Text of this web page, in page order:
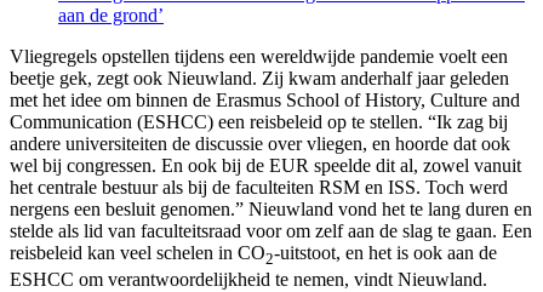
aan de grond’
Vliegregels opstellen tijdens een wereldwijde pandemie voelt een
beetje gek, zegt ook Nieuwland. Zij kwam anderhalf jaar geleden
met het idee om binnen de Erasmus School of History, Culture and
Communication (ESHCC) een reisbeleid op te stellen. “Ik zag bij
andere universiteiten de discussie over vliegen, en hoorde dat ook
wel bij congressen. En ook bij de EUR speelde dit al, zowel vanuit
het centrale bestuur als bij de faculteiten RSM en ISS. Toch werd
nergens een besluit genomen.” Nieuwland vond het te lang duren en
stelde als lid van faculteitsraad voor om zelf aan de slag te gaan. Een
reisbeleid kan veel schelen in CO2-uitstoot, en het is ook aan de
ESHCC om verantwoordelijkheid te nemen, vindt Nieuwland.